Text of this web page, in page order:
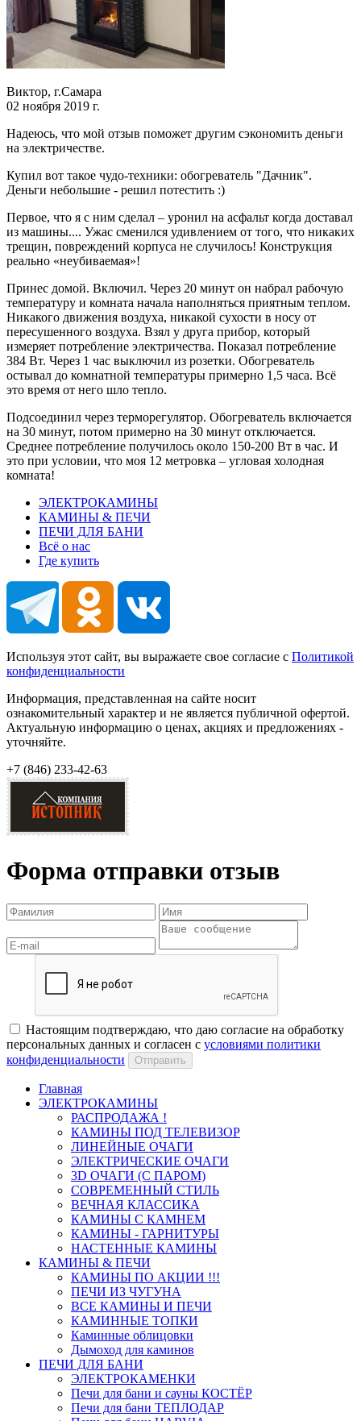
Виктор, г.Самара
02 ноября 2019 г.
Надеюсь, что мой отзыв поможет другим сэкономить деньги
на электричестве.
Купил вот такое чудо-техники: обогреватель "Дачник".
Деньги небольшие - решил потестить :)
Первое, что я с ним сделал – уронил на асфальт когда доставал
из машины.... Ужас сменился удивлением от того, что никаких
трещин, повреждений корпуса не случилось! Конструкция
реально «неубиваемая»!
Принес домой. Включил. Через 20 минут он набрал рабочую
температуру и комната начала наполняться приятным теплом.
Никакого движения воздуха, никакой сухости в носу от
пересушенного воздуха. Взял у друга прибор, который
измеряет потребление электричества. Показал потребление
384 Вт. Через 1 час выключил из розетки. Обогреватель
остывал до комнатной температуры примерно 1,5 часа. Всё
это время от него шло тепло.
Подсоединил через терморегулятор. Обогреватель включается
на 30 минут, потом примерно на 30 минут отключается.
Среднее потребление получилось около 150-200 Вт в час. И
это при условии, что моя 12 метровка – угловая холодная
комната!
ЭЛЕКТРОКАМИНЫ
КАМИНЫ & ПЕЧИ
ПЕЧИ ДЛЯ БАНИ
Всё о нас
Где купить
Используя этот сайт, вы выражаете свое согласие с Политикой
конфиденциальности
Информация, представленная на сайте носит
ознакомительный характер и не является публичной офертой.
Актуальную информацию о ценах, акциях и предложениях -
уточняйте.
+7 (846) 233-42-63
Форма отправки отзыв
Настоящим подтверждаю, что даю согласие на обработку
персональных данных и согласен с условиями политики
конфиденциальности
Отправить
Главная
ЭЛЕКТРОКАМИНЫ
РАСПРОДАЖА !
КАМИНЫ ПОД ТЕЛЕВИЗОР
ЛИНЕЙНЫЕ ОЧАГИ
ЭЛЕКТРИЧЕСКИЕ ОЧАГИ
3D ОЧАГИ (С ПАРОМ)
СОВРЕМЕННЫЙ СТИЛЬ
ВЕЧНАЯ КЛАССИКА
КАМИНЫ С КАМНЕМ
КАМИНЫ - ГАРНИТУРЫ
НАСТЕННЫЕ КАМИНЫ
КАМИНЫ & ПЕЧИ
КАМИНЫ ПО АКЦИИ !!!
ПЕЧИ ИЗ ЧУГУНА
ВСЕ КАМИНЫ И ПЕЧИ
КАМИННЫЕ ТОПКИ
Каминные облицовки
Дымоход для каминов
ПЕЧИ ДЛЯ БАНИ
ЭЛЕКТРОКАМЕНКИ
Печи для бани и сауны КОСТЁР
Печи для бани ТЕПЛОДАР